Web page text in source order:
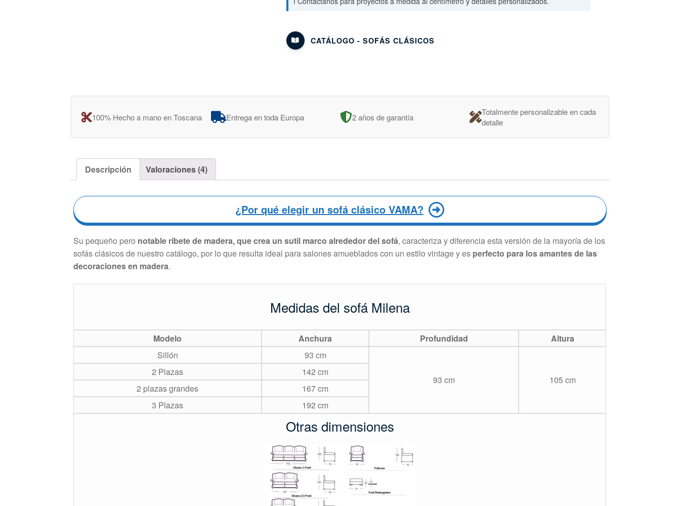
CATÁLOGO - SOFÁS CLÁSICOS
100% Hecho a mano en Toscana Entrega en toda Europa 2 años de garantía
Totalmente personalizable en cada
detalle
Descripción Valoraciones (4)
¿Por qué elegir un sofá clásico VAMA?
Su pequeño pero notable ribete de madera, que crea un sutil marco alrededor del sofá, caracteriza y diferencia esta versión de la mayoría de los
sofás clásicos de nuestro catálogo, por lo que resulta ideal para salones amueblados con un estilo vintage y es perfecto para los amantes de las
decoraciones en madera.
Medidas del sofá Milena
Modelo Anchura Profundidad
Altura
Sillón
93 cm
93 cm 105 cm
2 Plazas
142 cm
2 plazas grandes
167 cm
3 Plazas
192 cm
Otras dimensiones